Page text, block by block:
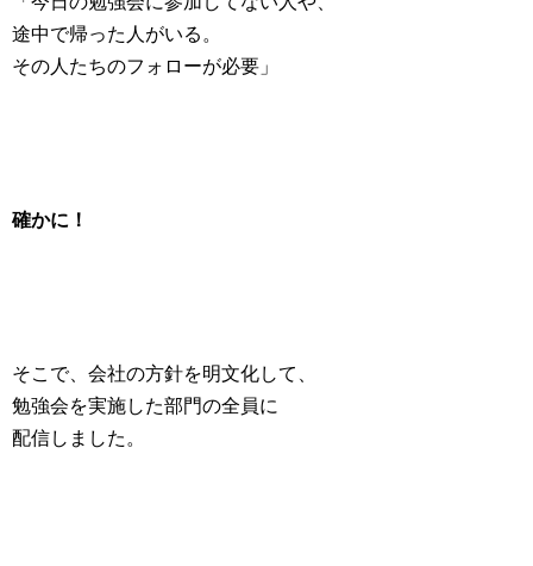
途中で帰った人がいる。
その人たちのフォローが必要」
確かに！
そこで、会社の方針を明文化して、
勉強会を実施した部門の全員に
配信しました。